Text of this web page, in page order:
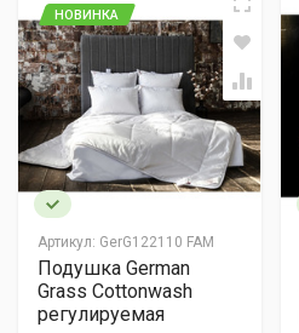
Артикул: GerG122110 FAM
НОВИНКА
Подушка German
Grass Cottonwash
регулируемая